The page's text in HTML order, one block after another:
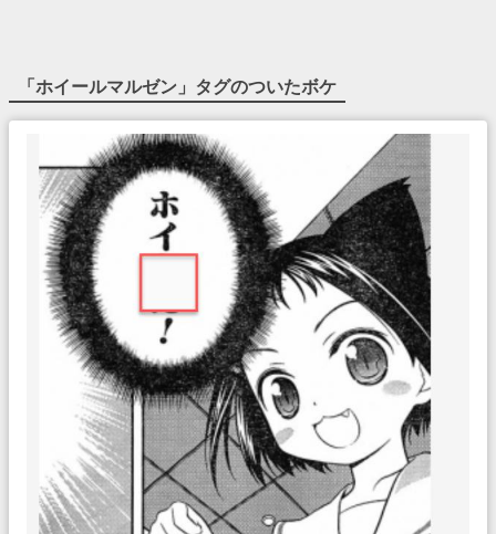
「ホイールマルゼン 」タグのついたボケ